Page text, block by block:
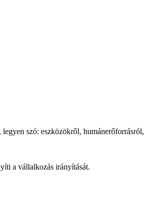
szó: eszközökről, humánerőforrásról,
a vállalkozás irányítását.